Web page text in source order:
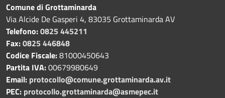
Comune di Grottaminarda
Via Alcide De Gasperi 4, 83035 Grottaminarda AV
Telefono:0825 445211
Fax:0825 446848
Codice Fiscale:81000450643
Partita IVA:00679980649
Email: protocollo@comune.grottaminarda.av.it
PEC: protocollo.grottaminarda@asmepec.it